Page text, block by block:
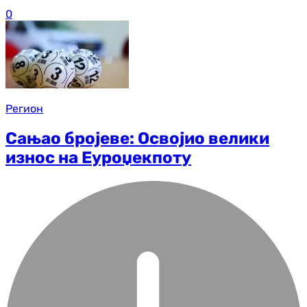
0
Регион
Сањао бројеве: Освојио велики
износ на Еуроџекпоту